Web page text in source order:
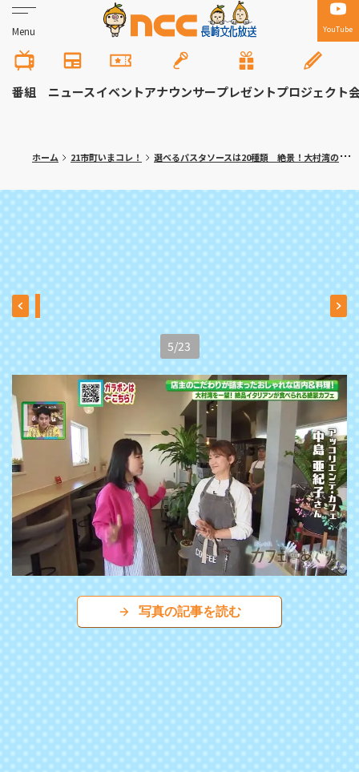
Menu YouTube
番組 ニュースイベントアナウンサープレゼントプロジェクト
ホーム 21市町いまコレ！ 選べるパスタソースは20種類 絶景！大村湾のイタリアンカフェ 川棚町「アッコリエンテ・カフェ」
5/23
写真の記事を読む